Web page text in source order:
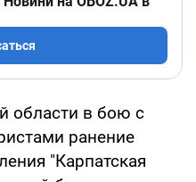
области в бою с
ранение
"Карпатская